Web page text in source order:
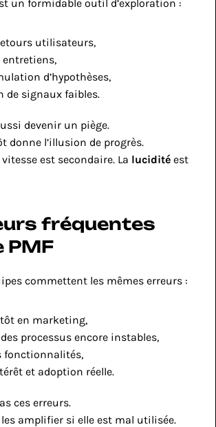
un formidable outil d’exploration :
utilisateurs,
entretiens,
d’hypothèses,
signaux faibles.
devenir un piège.
donne l’illusion de progrès.
est secondaire. La lucidité est
fréquentes
PMF
commettent les mêmes erreurs :
en marketing,
processus encore instables,
fonctionnalités,
et adoption réelle.
ces erreurs.
amplifier si elle est mal utilisée.